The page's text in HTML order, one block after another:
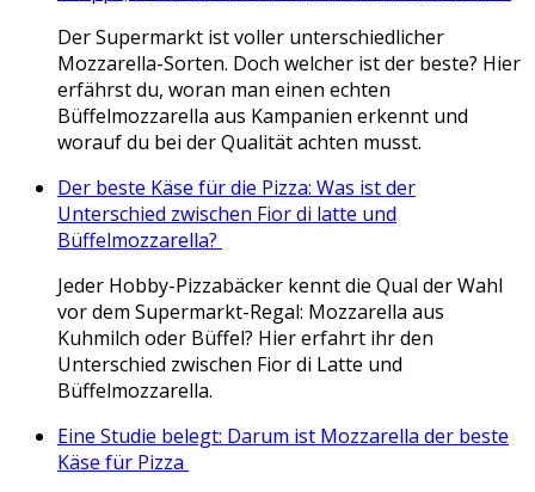
Der Supermarkt ist voller unterschiedlicher
Mozzarella-Sorten. Doch welcher ist der beste? Hier
erfährst du, woran man einen echten
Büffelmozzarella aus Kampanien erkennt und
worauf du bei der Qualität achten musst.
Der beste Käse für die Pizza: Was ist der
Unterschied zwischen Fior di latte und
Büffelmozzarella?
Jeder Hobby-Pizzabäcker kennt die Qual der Wahl
vor dem Supermarkt-Regal: Mozzarella aus
Kuhmilch oder Büffel? Hier erfahrt ihr den
Unterschied zwischen Fior di Latte und
Büffelmozzarella.
Eine Studie belegt: Darum ist Mozzarella der beste
Käse für Pizza